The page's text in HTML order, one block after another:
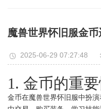
魔兽世界怀旧服金
2025-06-29 07:27:48
1. 金币的重
金币在魔兽世界怀旧服中扮